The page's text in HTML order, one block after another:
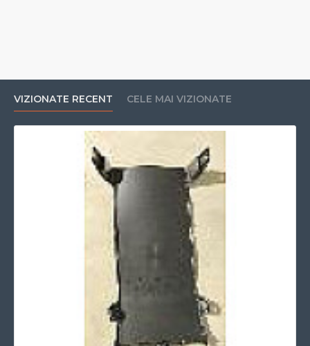
VIZIONATE RECENT CELE MAI VIZIONATE